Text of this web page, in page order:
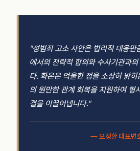
"성범죄 고소 사안은 법리적 대응만
에서의 전략적 합의와 수사기관과
다. 화온은 억울한 점을 소상히 밝히
의 원만한 관계 회복을 지원하여 형
결을 이끌어냅니다."
— 오정환 대표변